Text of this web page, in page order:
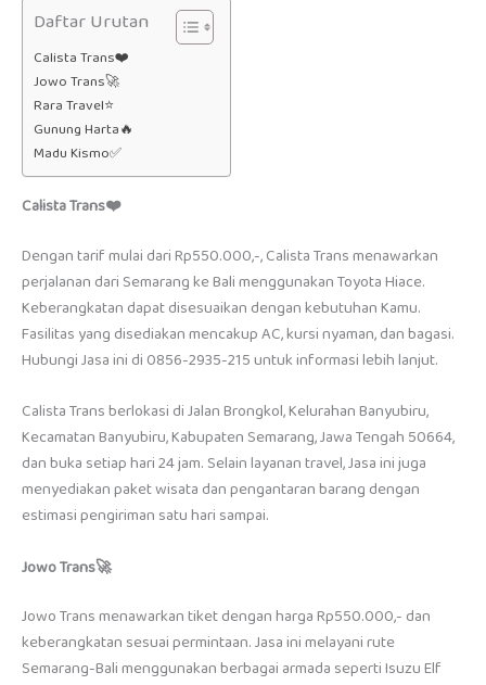
Daftar Urutan
Calista Trans❤️
Jowo Trans🚀
Rara Travel⭐
Gunung Harta🔥
Madu Kismo✅
Calista Trans❤️
Dengan tarif mulai dari Rp550.000,-, Calista Trans menawarkan
perjalanan dari Semarang ke Bali menggunakan Toyota Hiace.
Keberangkatan dapat disesuaikan dengan kebutuhan Kamu.
Fasilitas yang disediakan mencakup AC, kursi nyaman, dan bagasi.
Hubungi Jasa ini di 0856-2935-215 untuk informasi lebih lanjut.
Calista Trans berlokasi di Jalan Brongkol, Kelurahan Banyubiru,
Kecamatan Banyubiru, Kabupaten Semarang, Jawa Tengah 50664,
dan buka setiap hari 24 jam. Selain layanan travel, Jasa ini juga
menyediakan paket wisata dan pengantaran barang dengan
estimasi pengiriman satu hari sampai.
Jowo Trans🚀
Jowo Trans menawarkan tiket dengan harga Rp550.000,- dan
keberangkatan sesuai permintaan. Jasa ini melayani rute
Semarang-Bali menggunakan berbagai armada seperti Isuzu Elf